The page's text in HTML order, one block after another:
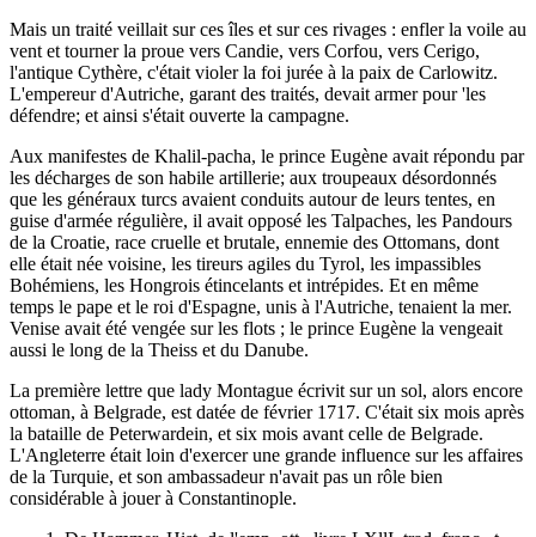
Mais un traité veillait sur ces îles et sur ces rivages : enfler la voile au
vent et tourner la proue vers Candie, vers Corfou, vers Cerigo,
l'antique Cythère, c'était violer la foi jurée à la paix de Carlowitz.
L'empereur d'Autriche, garant des traités, devait armer pour 'les
défendre; et ainsi s'était ouverte la campagne.
Aux manifestes de Khalil-pacha, le prince Eugène avait répondu par
les décharges de son habile artillerie; aux troupeaux désordonnés
que les généraux turcs avaient conduits autour de leurs tentes, en
guise d'armée régulière, il avait opposé les Talpaches, les Pandours
de la Croatie, race cruelle et brutale, ennemie des Ottomans, dont
elle était née voisine, les tireurs agiles du Tyrol, les impassibles
Bohémiens, les Hongrois étincelants et intrépides. Et en même
temps le pape et le roi d'Espagne, unis à l'Autriche, tenaient la mer.
Venise avait été vengée sur les flots ; le prince Eugène la vengeait
aussi le long de la Theiss et du Danube.
La première lettre que lady Montague écrivit sur un sol, alors encore
ottoman, à Belgrade, est datée de février 1717. C'était six mois après
la bataille de Peterwardein, et six mois avant celle de Belgrade.
L'Angleterre était loin d'exercer une grande influence sur les affaires
de la Turquie, et son ambassadeur n'avait pas un rôle bien
considérable à jouer à Constantinople.